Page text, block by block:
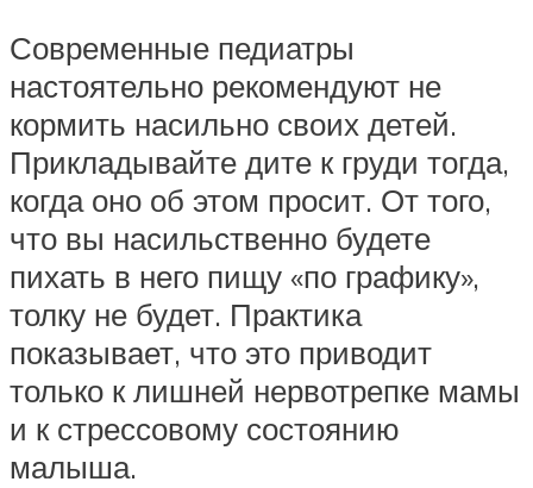
Современные педиатры
настоятельно рекомендуют не
кормить насильно своих детей.
Прикладывайте дите к груди тогда,
когда оно об этом просит. От того,
что вы насильственно будете
пихать в него пищу «по графику»,
толку не будет. Практика
показывает, что это приводит
только к лишней нервотрепке мамы
и к стрессовому состоянию
малыша.